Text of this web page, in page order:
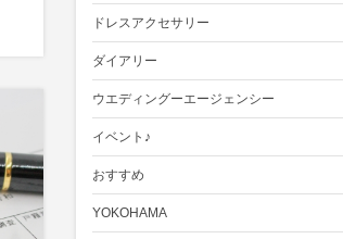
ドレスアクセサリー
ダイアリー
ウエディングーエージェンシー
イベント♪
おすすめ
YOKOHAMA